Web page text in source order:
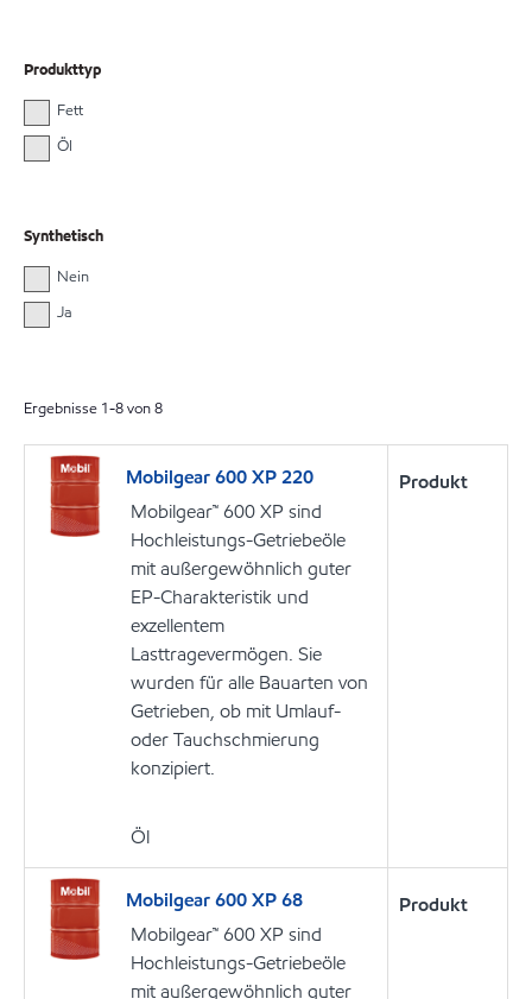
Produkttyp
Fett
Öl
Synthetisch
Nein
Ja
Ergebnisse 1-8von8
Mobilgear 600 XP 220
Mobilgear™ 600 XP sind
Hochleistungs-Getriebeöle
mit außergewöhnlich guter
EP-Charakteristik und
exzellentem
Lasttragevermögen. Sie
wurden für alle Bauarten von
Getrieben, ob mit Umlauf-
oder Tauchschmierung
konzipiert.
Öl
Produkt
Mobilgear 600 XP 68
Mobilgear™ 600 XP sind
Hochleistungs-Getriebeöle
mit außergewöhnlich guter
Produkt